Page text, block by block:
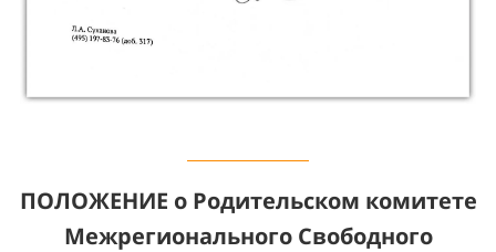
ПОЛОЖЕНИЕ о Родительском комитете
Межрегионального Свободного